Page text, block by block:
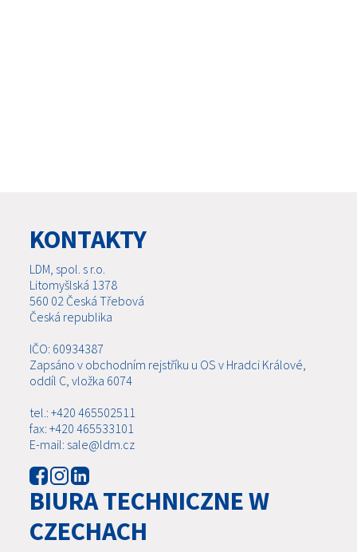
KONTAKTY
LDM, spol. s r.o.
Litomyšlská 1378
560 02 Česká Třebová
Česká republika
IČO: 60934387
Zapsáno v obchodním rejstříku u OS v Hradci Králové,
oddíl C, vložka 6074
tel.: +420 465502511
fax: +420 465533101
E-mail: sale@ldm.cz
BIURA TECHNICZNE W
CZECHACH